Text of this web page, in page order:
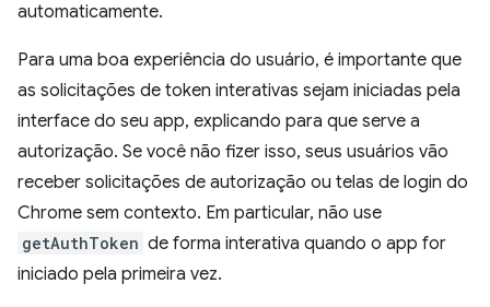
automaticamente.
Para uma boa experiência do usuário, é importante que
as solicitações de token interativas sejam iniciadas pela
interface do seu app, explicando para que serve a
autorização. Se você não fizer isso, seus usuários vão
receber solicitações de autorização ou telas de login do
Chrome sem contexto. Em particular, não use
getAuthToken de forma interativa quando o app for
iniciado pela primeira vez.